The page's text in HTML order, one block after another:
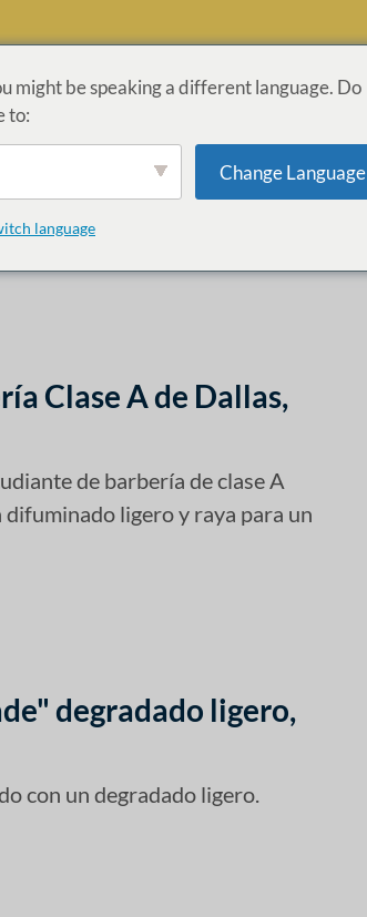
ADMISIONES
Clase A de Dallas,
de barbería de clase A
ligero y raya para un
degradado ligero,
con un degradado ligero.
might be speaking a different language. Do
to:
Change Language
language